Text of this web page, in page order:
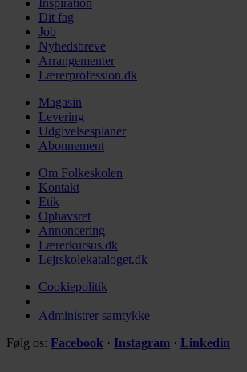
Dit fag
Job
Nyhedsbreve
Arrangementer
Lærerprofession.dk
Magasin
Levering
Udgivelsesplaner
Abonnement
Om Folkeskolen
Kontakt
Etik
Ophavsret
Annoncering
Lærerkursus.dk
Lejrskolekataloget.dk
Cookiepolitik
Administrer samtykke
Følg os: Facebook · Instagram · Linkedin